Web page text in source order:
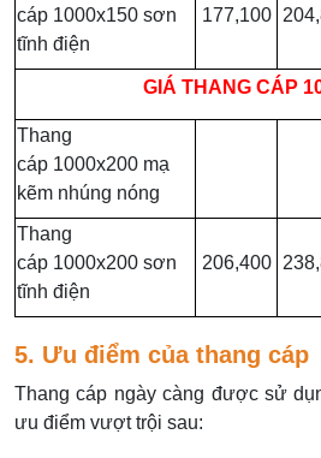
cáp 1000x150 sơn
tĩnh điện
177,100
GIÁ THANG CÁP
Thang
cáp 1000x200 mạ
kẽm nhúng nóng
Thang
cáp 1000x200 sơn
tĩnh điện
206,400
5. Ưu điểm của thang cáp
Thang cáp ngày càng được sử
ưu điểm vượt trội sau: